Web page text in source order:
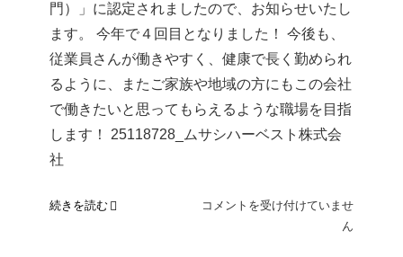
門）」に認定されましたので、お知らせいたし
ます。 今年で４回目となりました！ 今後も、
従業員さんが働きやすく、健康で長く勤められ
るように、またご家族や地域の方にもこの会社
で働きたいと思ってもらえるような職場を目指
します！ 25118728_ムサシハーベスト株式会
社
続きを読む
「健
コメントを受け付けていませ
ん